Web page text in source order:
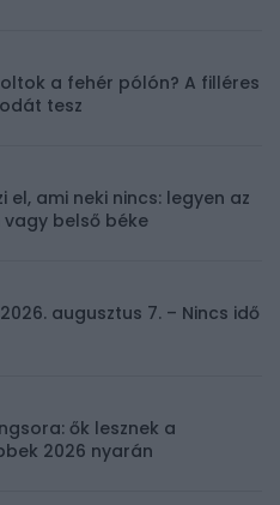
a fehér pólón? A filléres
tesz
el, ami neki nincs: legyen az
belső béke
augusztus 7. – Nincs idő
ők lesznek a
2026 nyarán